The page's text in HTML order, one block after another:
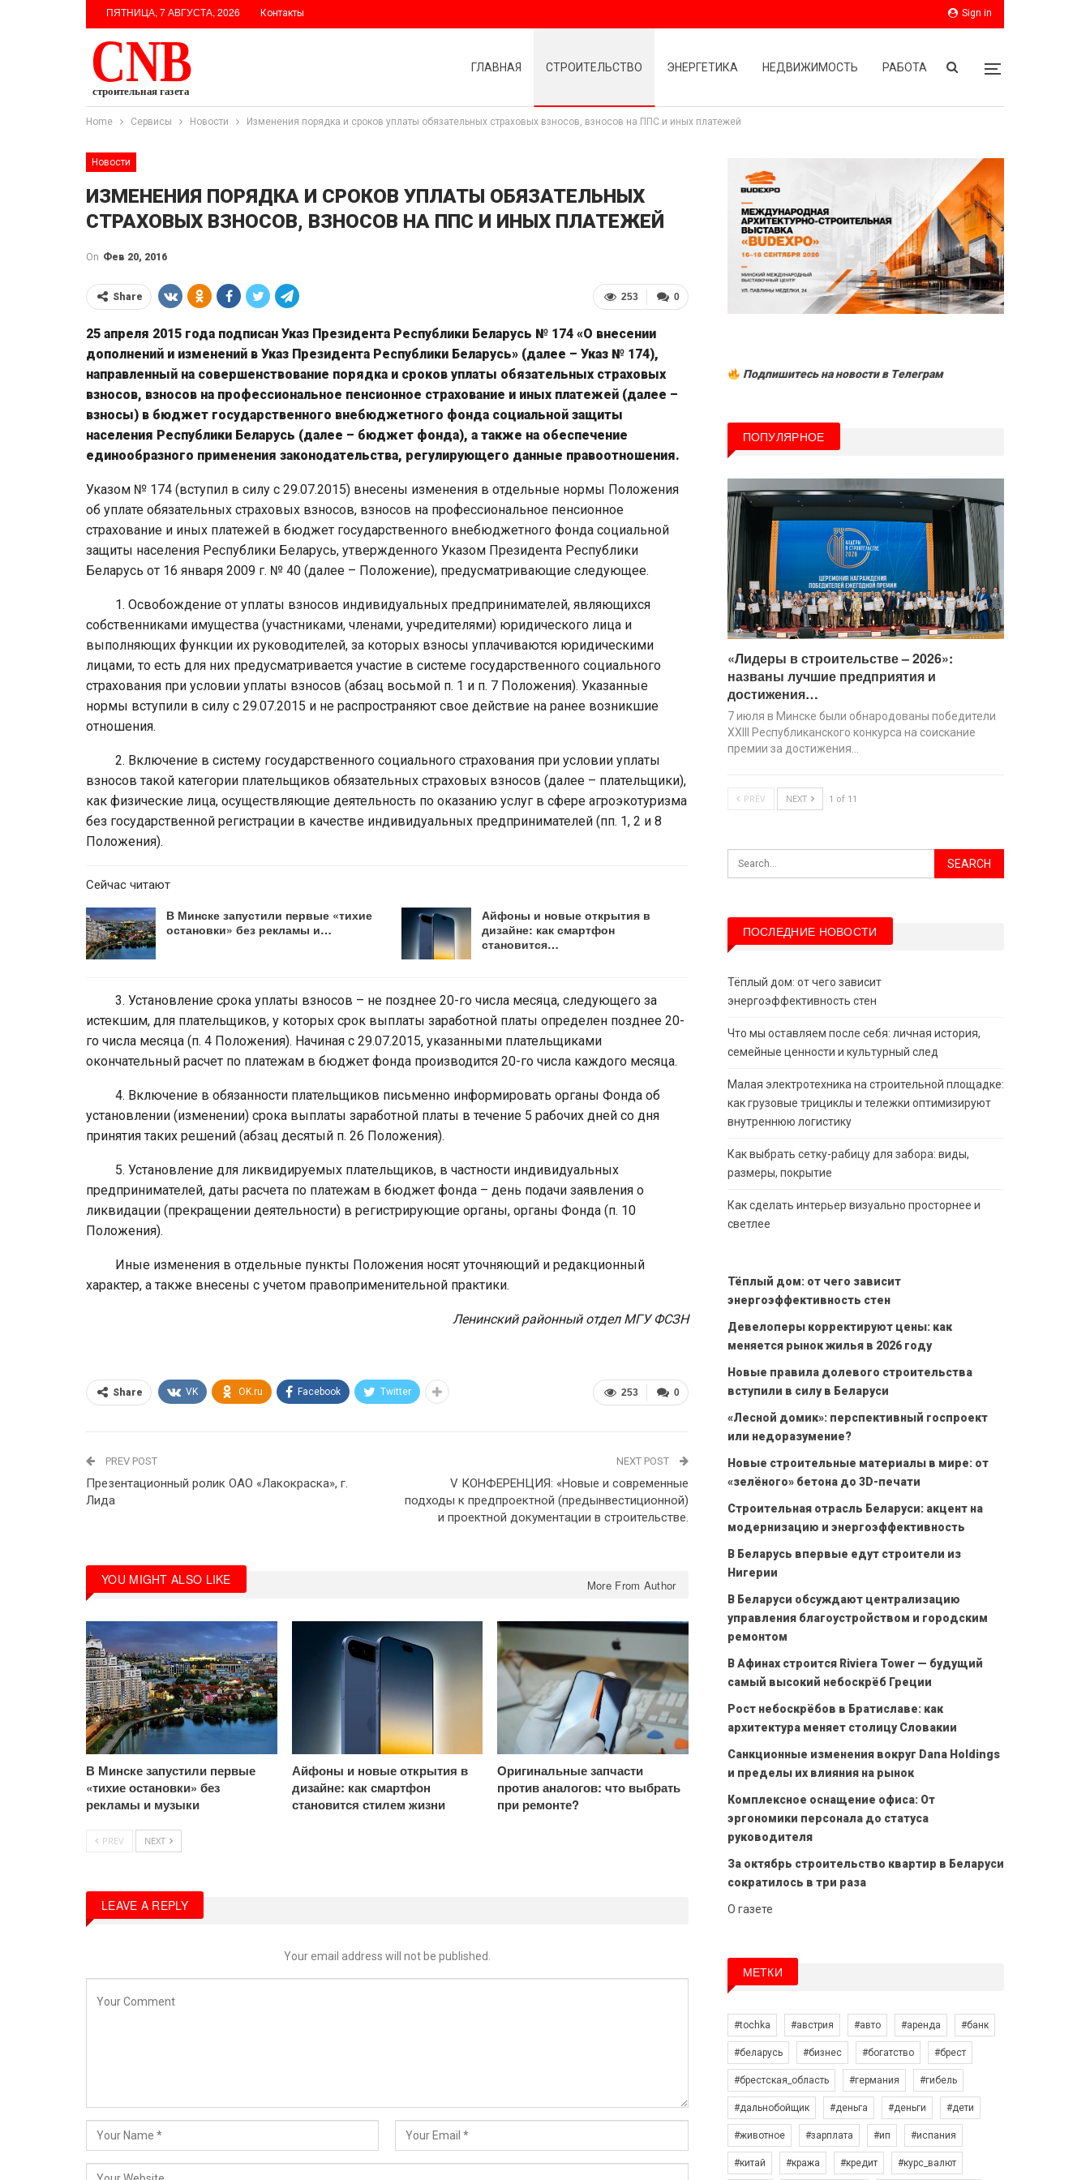
Sign in
ПЯТНИЦА, 7 АВГУСТА, 2026 Контакты
ГЛАВНАЯ СТРОИТЕЛЬСТВО ЭНЕРГЕТИКА НЕДВИЖИМОСТЬ РАБОТА
Home Сервисы Новости Изменения порядка и сроков уплаты обязательных страховых взносов, взносов на ППС и иных платежей
Новости
ИЗМЕНЕНИЯ ПОРЯДКА И СРОКОВ УПЛАТЫ ОБЯЗАТЕЛЬНЫХ
СТРАХОВЫХ ВЗНОСОВ, ВЗНОСОВ НА ППС И ИНЫХ ПЛАТЕЖЕЙ
On Фев 20, 2016
0
253
Share
25 апреля 2015 года подписан Указ Президента Республики Беларусь № 174 «О внесении
дополнений и изменений в Указ Президента Республики Беларусь» (далее – Указ № 174),
направленный на совершенствование порядка и сроков уплаты обязательных страховых
взносов, взносов на профессиональное пенсионное страхование и иных платежей (далее –
взносы) в бюджет государственного внебюджетного фонда социальной защиты
населения Республики Беларусь (далее – бюджет фонда), а также на обеспечение
единообразного применения законодательства, регулирующего данные правоотношения.
Указом № 174 (вступил в силу с 29.07.2015) внесены изменения в отдельные нормы Положения
об уплате обязательных страховых взносов, взносов на профессиональное пенсионное
страхование и иных платежей в бюджет государственного внебюджетного фонда социальной
защиты населения Республики Беларусь, утвержденного Указом Президента Республики
Беларусь от 16 января 2009 г. № 40 (далее – Положение), предусматривающие следующее.
1. Освобождение от уплаты взносов индивидуальных предпринимателей, являющихся
собственниками имущества (участниками, членами, учредителями) юридического лица и
выполняющих функции их руководителей, за которых взносы уплачиваются юридическими
лицами, то есть для них предусматривается участие в системе государственного социального
страхования при условии уплаты взносов (абзац восьмой п. 1 и п. 7 Положения). Указанные
нормы вступили в силу с 29.07.2015 и не распространяют свое действие на ранее возникшие
отношения.
2. Включение в систему государственного социального страхования при условии уплаты
взносов такой категории плательщиков обязательных страховых взносов (далее – плательщики),
как физические лица, осуществляющие деятельность по оказанию услуг в сфере агроэкотуризма
без государственной регистрации в качестве индивидуальных предпринимателей (пп. 1, 2 и 8
Положения).
Сейчас читают
В Минске запустили первые «тихие
остановки» без рекламы и…
Айфоны и новые открытия в
дизайне: как смартфон
становится…
3. Установление срока уплаты взносов – не позднее 20-го числа месяца, следующего за
истекшим, для плательщиков, у которых срок выплаты заработной платы определен позднее 20-
го числа месяца (п. 4 Положения). Начиная с 29.07.2015, указанными плательщиками
окончательный расчет по платежам в бюджет фонда производится 20-го числа каждого месяца.
4. Включение в обязанности плательщиков письменно информировать органы Фонда об
установлении (изменении) срока выплаты заработной платы в течение 5 рабочих дней со дня
принятия таких решений (абзац десятый п. 26 Положения).
5. Установление для ликвидируемых плательщиков, в частности индивидуальных
предпринимателей, даты расчета по платежам в бюджет фонда – день подачи заявления о
ликвидации (прекращении деятельности) в регистрирующие органы, органы Фонда (п. 10
Положения).
Иные изменения в отдельные пункты Положения носят уточняющий и редакционный
характер, а также внесены с учетом правоприменительной практики.
Ленинский районный отдел МГУ ФСЗН
0
253
Share VK OK.ru Facebook Twitter
PREV POST
Презентационный ролик ОАО «Лакокраска», г.
Лида
NEXT POST
V КОНФЕРЕНЦИЯ: «Новые и современные
подходы к предпроектной (предынвестиционной)
и проектной документации в строительстве.
YOU MIGHT ALSO LIKE More From Author
В Минске запустили первые
«тихие остановки» без
рекламы и музыки
Айфоны и новые открытия в
дизайне: как смартфон
становится стилем жизни
Оригинальные запчасти
против аналогов: что выбрать
при ремонте?
PREV NEXT
LEAVE A REPLY
Your email address will not be published.
Подпишитесь на новости в Tелеграм
ПОПУЛЯРНОЕ
«Лидеры в строительстве – 2026»:
названы лучшие предприятия и
достижения…
7 июля в Минске были обнародованы победители
XХIII Республиканского конкурса на соискание
премии за достижения…
PREV NEXT 1 of 11
ПОСЛЕДНИЕ НОВОСТИ
Тёплый дом: от чего зависит
энергоэффективность стен
Что мы оставляем после себя: личная история,
семейные ценности и культурный след
Малая электротехника на строительной площадке:
как грузовые трициклы и тележки оптимизируют
внутреннюю логистику
Как выбрать сетку-рабицу для забора: виды,
размеры, покрытие
Как сделать интерьер визуально просторнее и
светлее
Тёплый дом: от чего зависит
энергоэффективность стен
Девелоперы корректируют цены: как
меняется рынок жилья в 2026 году
Новые правила долевого строительства
вступили в силу в Беларуси
«Лесной домик»: перспективный госпроект
или недоразумение?
Новые строительные материалы в мире: от
«зелёного» бетона до 3D-печати
Строительная отрасль Беларуси: акцент на
модернизацию и энергоэффективность
В Беларусь впервые едут строители из
Нигерии
В Беларуси обсуждают централизацию
управления благоустройством и городским
ремонтом
В Афинах строится Riviera Tower — будущий
самый высокий небоскрёб Греции
Рост небоскрёбов в Братиславе: как
архитектура меняет столицу Словакии
Санкционные изменения вокруг Dana Holdings
и пределы их влияния на рынок
Комплексное оснащение офиса: От
эргономики персонала до статуса
руководителя
За октябрь строительство квартир в Беларуси
сократилось в три раза
О газете
МЕТКИ
#tochka #австрия #авто #аренда #банк
#беларусь #бизнес #богатство #брест
#брестская_область #германия #гибель
#дальнобойщик #деньга #деньги #дети
#животное #зарплата #ип #испания
#китай #кража #кредит #курс_валют